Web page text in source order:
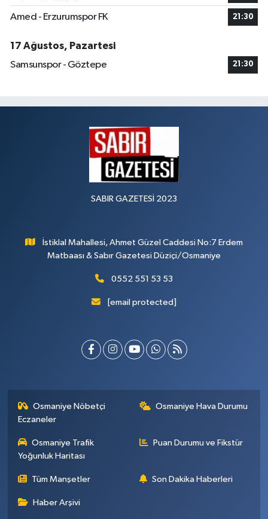
Amed - Erzurumspor FK 21:30
17 Ağustos, Pazartesi
Samsunspor - Göztepe
21:30
SABIR GAZETESİ 2023
İstiklal Mahallesi, Ahmet Güzel Caddesi No:7 Erdem
Matbaası & Sabır Gazetesi Düziçi/Osmaniye
0552 551 53 53
[email protected]
Osmaniye Nöbetçi
Eczaneler
Osmaniye Hava Durumu
Osmaniye Trafik
Yoğunluk Haritası
Puan Durumu ve Fikstür
Tüm Manşetler Son Dakika Haberleri
Haber Arşivi